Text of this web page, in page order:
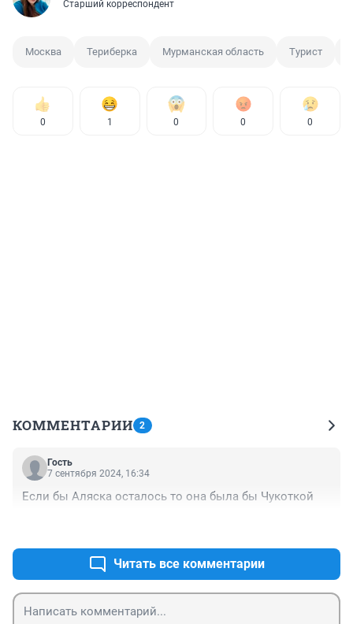
Старший корреспондент
Москва Териберка Мурманская область Турист
0 1 0 0 0
КОММЕНТАРИИ 2
Гость
7 сентября 2024, 16:34
Если бы Аляска осталось то она была бы Чукоткой
Читать все комментарии